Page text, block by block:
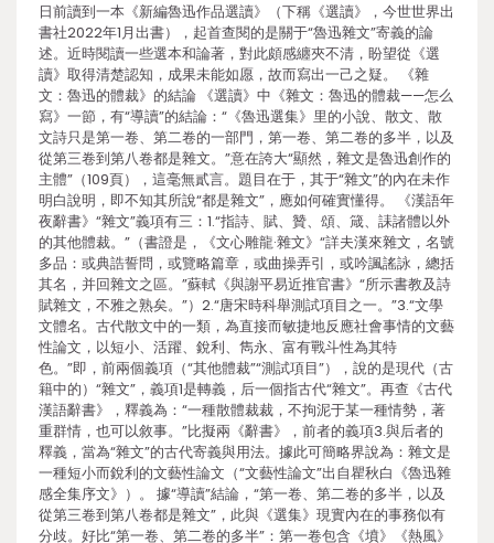
日前讀到一本《新編魯迅作品選讀》（下稱《選讀》，今世世界出
書社2022年1月出書），起首查閱的是關于“魯迅雜文”寄義的論
述。近時閱讀一些選本和論著，對此頗感纏夾不清，盼望從《選
讀》取得清楚認知，成果未能如愿，故而寫出一己之疑。 《雜
文：魯迅的體裁》的結論 《選讀》中《雜文：魯迅的體裁——怎么
寫》一節，有“導讀”的結論：“《魯迅選集》里的小說、散文、散
文詩只是第一卷、第二卷的一部門，第一卷、第二卷的多半，以及
從第三卷到第八卷都是雜文。”意在誇大“顯然，雜文是魯迅創作的
主體”（109頁），這毫無貳言。題目在于，其于“雜文”的內在未作
明白說明，即不知其所說“都是雜文”，應如何確實懂得。 《漢語年
夜辭書》“雜文”義項有三：1.“指詩、賦、贊、頌、箴、誄諸體以外
的其他體裁。”（書證是，《文心雕龍·雜文》“詳夫漢來雜文，名號
多品：或典誥誓問，或覽略篇章，或曲操弄引，或吟諷謠詠，總括
其名，并回雜文之區。”蘇軾《與謝平易近推官書》“所示書教及詩
賦雜文，不雅之熟矣。”）2.“唐宋時科舉測試項目之一。”3.“文學
文體名。古代散文中的一類，為直接而敏捷地反應社會事情的文藝
性論文，以短小、活躍、銳利、雋永、富有戰斗性為其特
色。”即，前兩個義項（“其他體裁”“測試項目”），說的是現代（古
籍中的）“雜文”，義項1是轉義，后一個指古代“雜文”。再查《古代
漢語辭書》，釋義為：“一種散體裁裁，不拘泥于某一種情勢，著
重群情，也可以敘事。”比擬兩《辭書》，前者的義項3.與后者的
釋義，當為“雜文”的古代寄義與用法。據此可簡略界說為：雜文是
一種短小而銳利的文藝性論文（“文藝性論文”出自瞿秋白《魯迅雜
感全集序文》）。 據“導讀”結論，“第一卷、第二卷的多半，以及
從第三卷到第八卷都是雜文”，此與《選集》現實內在的事務似有
分歧。好比“第一卷、第二卷的多半”：第一卷包含《墳》《熱風》